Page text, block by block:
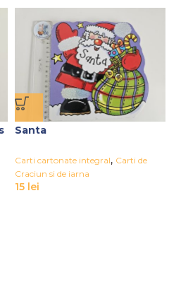
Santa
Carti cartonate integral, Carti de
Craciun si de iarna
15 lei